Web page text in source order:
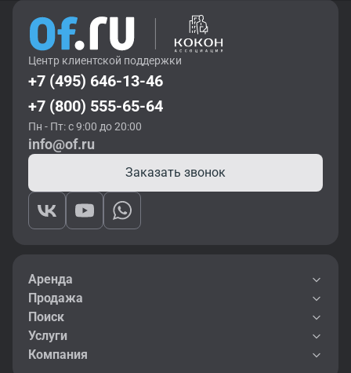
Центр клиентской поддержки
+7 (495) 646-13-46
+7 (800) 555-65-64
Пн - Пт: с 9:00 до 20:00
info@of.ru
Заказать звонок
Аренда
Продажа
Поиск
Услуги
Компания